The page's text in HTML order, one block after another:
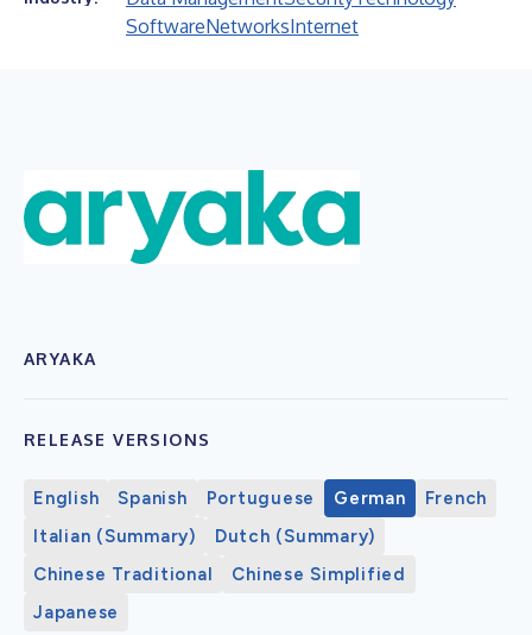
SoftwareNetworksInternet
ARYAKA
RELEASE VERSIONS
English Spanish Portuguese German
French
Italian (Summary)
Dutch (Summary)
Chinese Traditional
Chinese Simplified
Japanese